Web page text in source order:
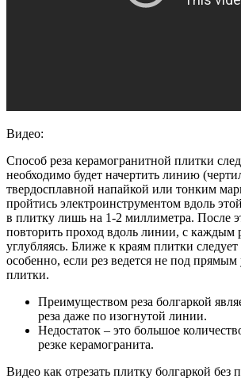
Видео:
Способ реза керамогранитной плитки
необходимо будет начертить линию
твердосплавной напайкой или тонким
пройтись электроинструментом вдоль
в плитку лишь на 1-2 миллиметра. После
повторить проход вдоль линии, с каждым
углубляясь. Ближе к краям плитки
особенно, если рез ведется не под
плитки.
Преимуществом реза болгаркой
реза даже по изогнутой линии.
Недостаток – это большое
резке керамогранита.
Видео как отрезать плитку болгаркой без